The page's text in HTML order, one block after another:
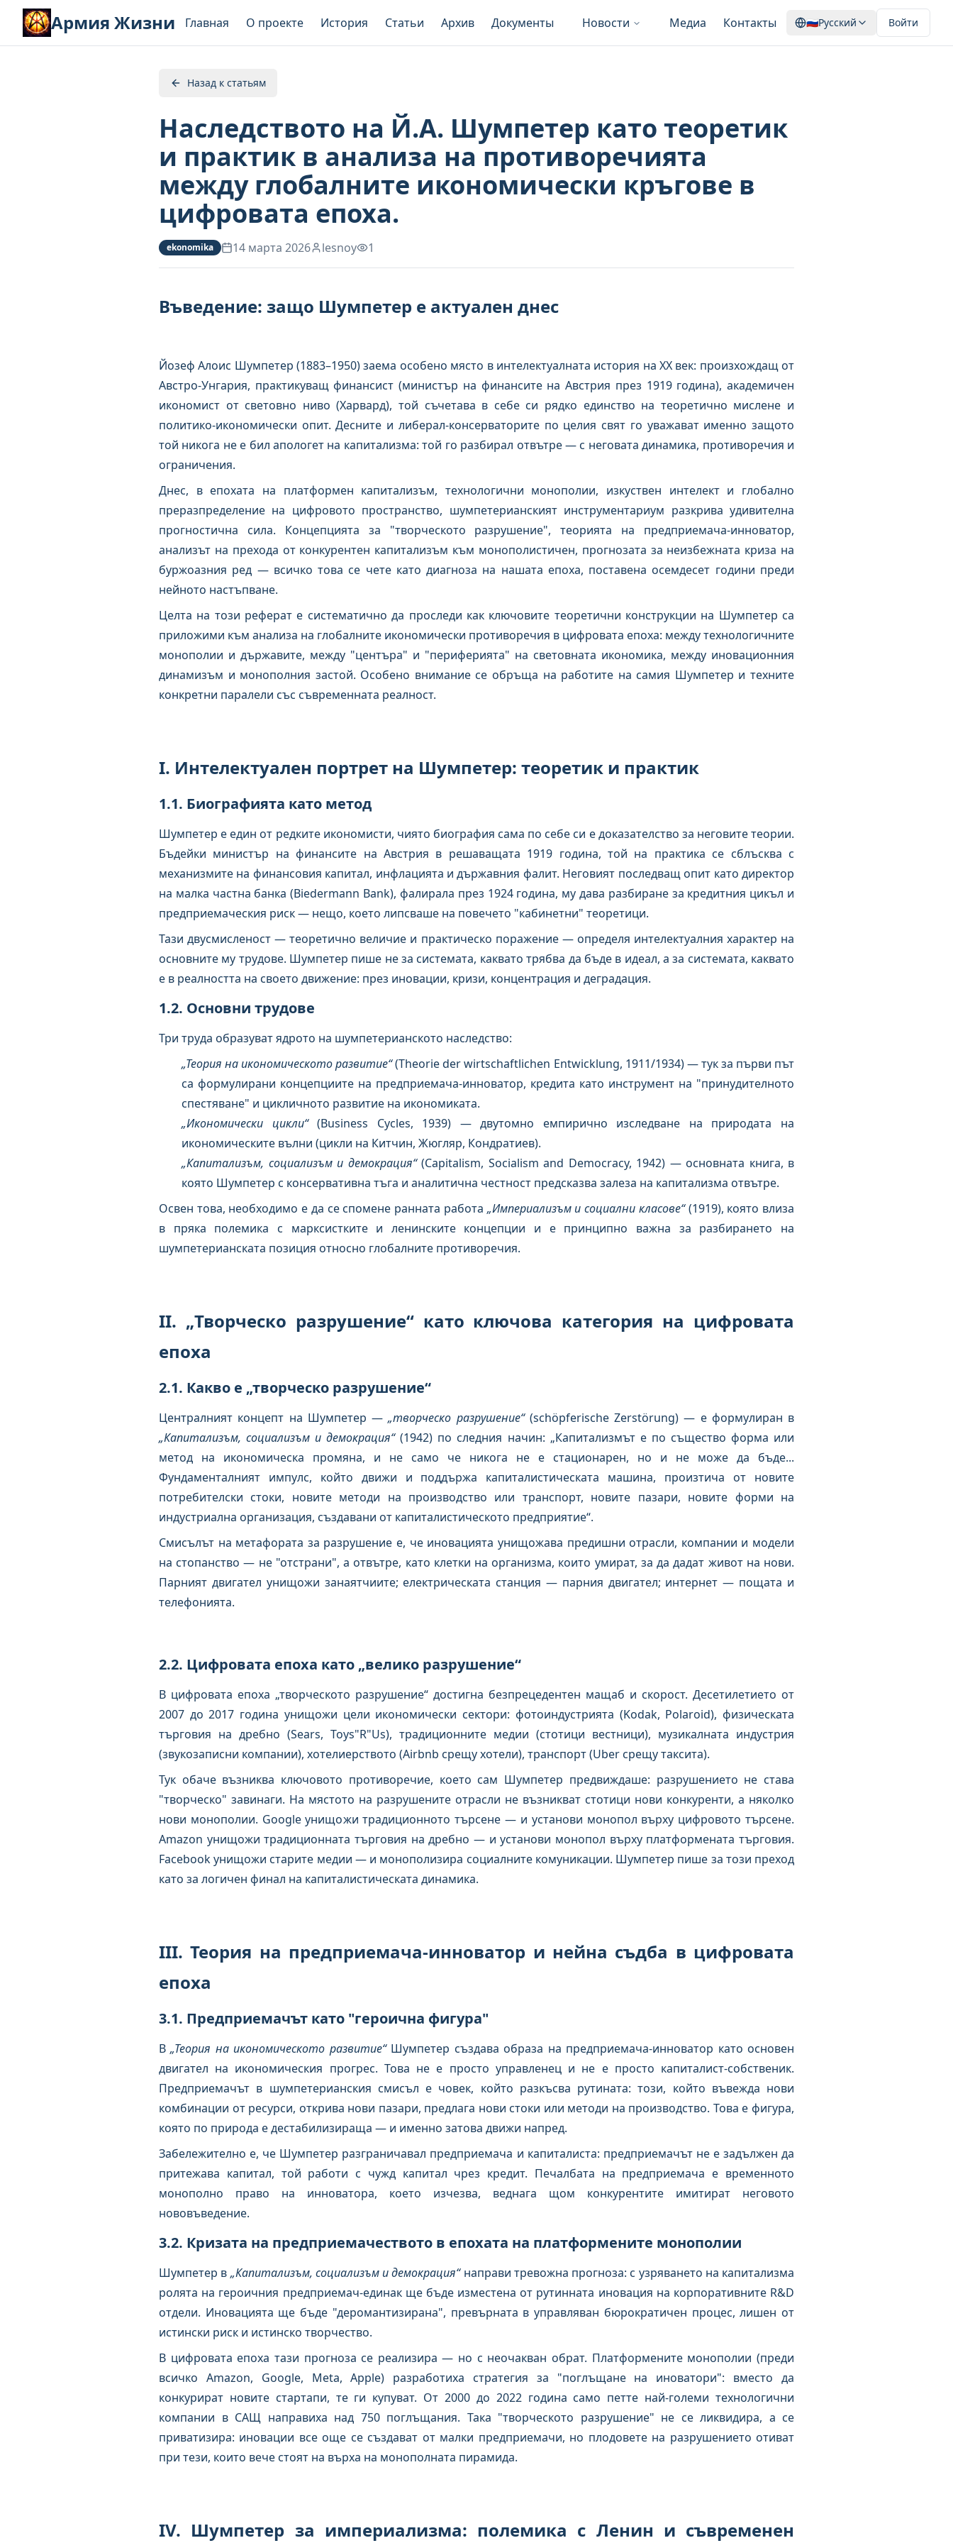
Армия Жизни Главная О проекте История Статьи Архив Документы Новости Медиа Контакты 🇷🇺Русский Войти
Назад к статьям
Наследството на Й.А. Шумпетер като теоретик
и практик в анализа на противоречията
между глобалните икономически кръгове в
цифровата епоха.
ekonomika 14 марта 2026 lesnoy 1
Въведение: защо Шумпетер е актуален днес
Йозеф Алоис Шумпетер (1883–1950) заема особено място в интелектуалната история на XX век: произхождащ от
Австро-Унгария, практикуващ финансист (министър на финансите на Австрия през 1919 година), академичен
икономист от световно ниво (Харвард), той съчетава в себе си рядко единство на теоретично мислене и
политико-икономически опит. Десните и либерал-консерваторите по целия свят го уважават именно защото
той никога не е бил апологет на капитализма: той го разбирал отвътре — с неговата динамика, противоречия и
ограничения.
Днес, в епохата на платформен капитализъм, технологични монополии, изкуствен интелект и глобално
преразпределение на цифровото пространство, шумпетерианският инструментариум разкрива удивителна
прогностична сила. Концепцията за "творческото разрушение", теорията на предприемача-инноватор,
анализът на прехода от конкурентен капитализъм към монополистичен, прогнозата за неизбежната криза на
буржоазния ред — всичко това се чете като диагноза на нашата епоха, поставена осемдесет години преди
нейното настъпване.
Целта на този реферат е систематично да проследи как ключовите теоретични конструкции на Шумпетер са
приложими към анализа на глобалните икономически противоречия в цифровата епоха: между технологичните
монополии и държавите, между "центъра" и "периферията" на световната икономика, между иновационния
динамизъм и монополния застой. Особено внимание се обръща на работите на самия Шумпетер и техните
конкретни паралели със съвременната реалност.
I. Интелектуален портрет на Шумпетер: теоретик и практик
1.1. Биографията като метод
Шумпетер е един от редките икономисти, чиято биография сама по себе си е доказателство за неговите теории.
Бъдейки министър на финансите на Австрия в решаващата 1919 година, той на практика се сблъсква с
механизмите на финансовия капитал, инфлацията и държавния фалит. Неговият последващ опит като директор
на малка частна банка (Biedermann Bank), фалирала през 1924 година, му дава разбиране за кредитния цикъл и
предприемаческия риск — нещо, което липсваше на повечето "кабинетни" теоретици.
Тази двусмисленост — теоретично величие и практическо поражение — определя интелектуалния характер на
основните му трудове. Шумпетер пише не за системата, каквато трябва да бъде в идеал, а за системата, каквато
е в реалността на своето движение: през иновации, кризи, концентрация и деградация.
1.2. Основни трудове
Три труда образуват ядрото на шумпетерианското наследство:
„Теория на икономическото развитие“(Theorie der wirtschaftlichen Entwicklung, 1911/1934) — тук за първи път
са формулирани концепциите на предприемача-инноватор, кредита като инструмент на "принудителното
спестяване" и цикличното развитие на икономиката.
„Икономически цикли“(Business Cycles, 1939) — двутомно емпирично изследване на природата на
икономическите вълни (цикли на Китчин, Жюгляр, Кондратиев).
„Капитализъм, социализъм и демокрация“(Capitalism, Socialism and Democracy, 1942) — основната книга, в
която Шумпетер с консервативна тъга и аналитична честност предсказва залеза на капитализма отвътре.
Освен това, необходимо е да се спомене ранната работа „Империализъм и социални класове“(1919), която влиза
в пряка полемика с марксистките и ленинските концепции и е принципно важна за разбирането на
шумпетерианската позиция относно глобалните противоречия.
II. „Творческо разрушение“ като ключова категория на цифровата
епоха
2.1. Какво е „творческо разрушение“
Централният концепт на Шумпетер —„творческо разрушение“(schöpferische Zerstörung) — е формулиран в
„Капитализъм, социализъм и демокрация“(1942) по следния начин: „Капитализмът е по същество форма или
метод на икономическа промяна, и не само че никога не е стационарен, но и не може да бъде...
Фундаменталният импулс, който движи и поддържа капиталистическата машина, произтича от новите
потребителски стоки, новите методи на производство или транспорт, новите пазари, новите форми на
индустриална организация, създавани от капиталистическото предприятие“.
Смисълът на метафората за разрушение е, че иновацията унищожава предишни отрасли, компании и модели
на стопанство — не "отстрани", а отвътре, като клетки на организма, които умират, за да дадат живот на нови.
Парният двигател унищожи занаятчиите; електрическата станция — парния двигател; интернет — пощата и
телефонията.
2.2. Цифровата епоха като „велико разрушение“
В цифровата епоха „творческото разрушение“ достигна безпрецедентен мащаб и скорост. Десетилетието от
2007 до 2017 година унищожи цели икономически сектори: фотоиндустрията (Kodak, Polaroid), физическата
търговия на дребно (Sears, Toys"R"Us), традиционните медии (стотици вестници), музикалната индустрия
(звукозаписни компании), хотелиерството (Airbnb срещу хотели), транспорт (Uber срещу таксита).
Тук обаче възниква ключовото противоречие, което сам Шумпетер предвиждаше: разрушението не става
"творческо" завинаги. На мястото на разрушените отрасли не възникват стотици нови конкуренти, а няколко
нови монополии. Google унищожи традиционното търсене — и установи монопол върху цифровото търсене.
Amazon унищожи традиционната търговия на дребно — и установи монопол върху платформената търговия.
Facebook унищожи старите медии — и монополизира социалните комуникации. Шумпетер пише за този преход
като за логичен финал на капиталистическата динамика.
III. Теория на предприемача-инноватор и нейна съдба в цифровата
епоха
3.1. Предприемачът като "героична фигура"
В„Теория на икономическото развитие“Шумпетер създава образа на предприемача-инноватор като основен
двигател на икономическия прогрес. Това не е просто управленец и не е просто капиталист-собственик.
Предприемачът в шумпетерианския смисъл е човек, който разкъсва рутината: този, който въвежда нови
комбинации от ресурси, открива нови пазари, предлага нови стоки или методи на производство. Това е фигура,
която по природа е дестабилизираща — и именно затова движи напред.
Забележително е, че Шумпетер разграничавал предприемача и капиталиста: предприемачът не е задължен да
притежава капитал, той работи с чужд капитал чрез кредит. Печалбата на предприемача е временното
монополно право на инноватора, което изчезва, веднага щом конкурентите имитират неговото
нововъведение.
3.2. Кризата на предприемачеството в епохата на платформените монополии
Шумпетер в „Капитализъм, социализъм и демокрация“направи тревожна прогноза: с узряването на капитализма
ролята на героичния предприемач-единак ще бъде изместена от рутинната иновация на корпоративните R&D
отдели. Иновацията ще бъде "деромантизирана", превърната в управляван бюрократичен процес, лишен от
истински риск и истинско творчество.
В цифровата епоха тази прогноза се реализира — но с неочакван обрат. Платформените монополии (преди
всичко Amazon, Google, Meta, Apple) разработиха стратегия за "поглъщане на иноватори": вместо да
конкурират новите стартапи, те ги купуват. От 2000 до 2022 година само петте най-големи технологични
компании в САЩ направиха над 750 поглъщания. Така "творческото разрушение" не се ликвидира, а се
приватизира: иновации все още се създават от малки предприемачи, но плодовете на разрушението отиват
при тези, които вече стоят на върха на монополната пирамида.
IV. Шумпетер за империализма: полемика с Ленин и съвременен